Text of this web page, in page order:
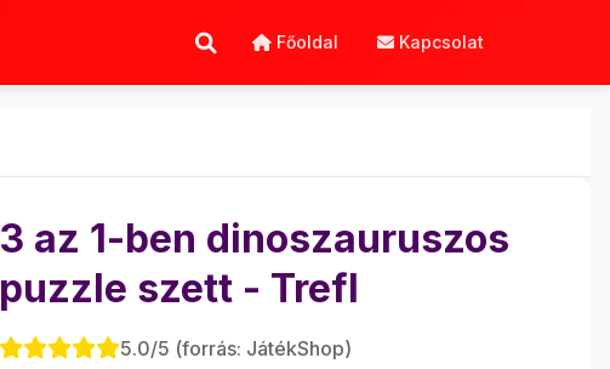
Főoldal Kapcsolat
3 az 1-ben dinoszauruszos
puzzle szett - Trefl
5.0/5 (forrás: JátékShop)